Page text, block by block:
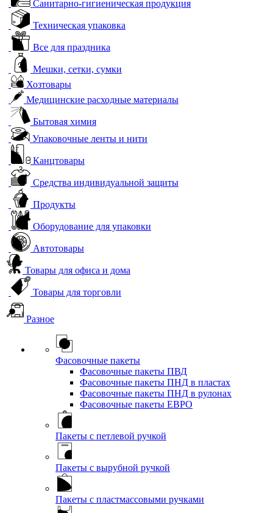
Санитарно-гигиеническая продукция
Техническая упаковка
Все для праздника
Мешки, сетки, сумки
Хозтовары
Медицинские расходные материалы
Бытовая химия
Упаковочные ленты и нити
Канцтовары
Средства индивидуальной защиты
Продукты
Оборудование для упаковки
Автотовары
Товары для офиса и дома
Товары для торговли
Разное
Фасовочные пакеты
Фасовочные пакеты ПВД
Фасовочные пакеты ПНД в пластах
Фасовочные пакеты ПНД в рулонах
Фасовочные пакеты ЕВРО
Пакеты с петлевой ручкой
Пакеты с вырубной ручкой
Пакеты с пластмассовыми ручками